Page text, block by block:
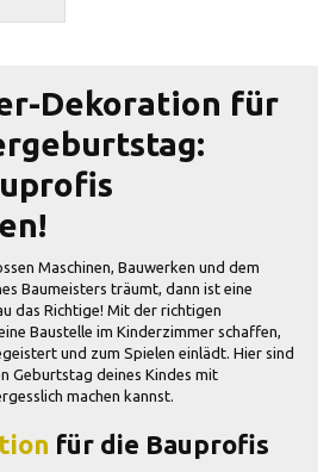
Dekoration für
Maschinen, Bauwerken und dem
Baumeisters träumt, dann ist eine
das Richtige! Mit der richtigen
Baustelle im Kinderzimmer schaffen,
und zum Spielen einlädt. Hier sind
Geburtstag deines Kindes mit
machen kannst.
für die Bauprofis